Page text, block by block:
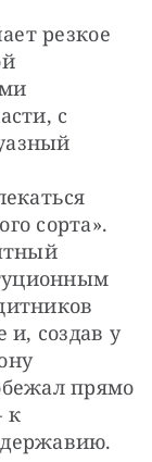
резкое
с
сорта».
и, создав у
прямо
к